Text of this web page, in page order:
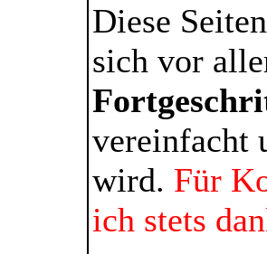
Diese
sich vor
vereinfacht
wird. Für
ich stets